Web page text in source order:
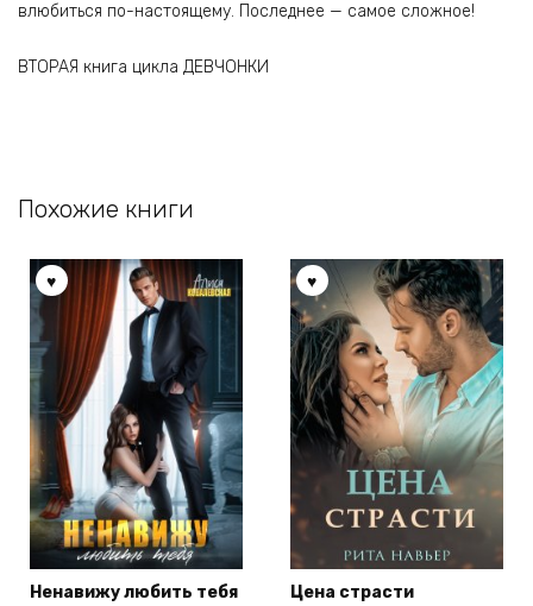
влюбиться по-настоящему. Последнее — самое сложное!
ВТОРАЯ книга цикла ДЕВЧОНКИ
Похожие книги
Ненавижу любить тебя Цена страсти